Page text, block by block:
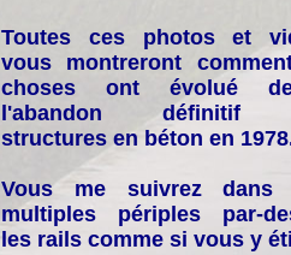
Toutes ces photos et
vous montreront
choses ont évolué
l'abandon définitif
structures en béton en
Vous me suivrez dans
multiples périples par-
les rails comme si vous y